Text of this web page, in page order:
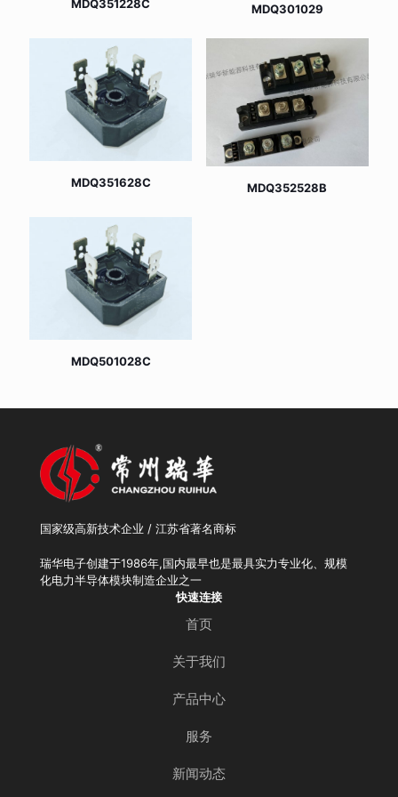
MDQ351228C MDQ301029
MDQ351628C MDQ352528B
MDQ501028C
国家级高新技术企业 / 江苏省著名商标
瑞华电子创建于1986年,国内最早也是最具实力专业化、规模
化电力半导体模块制造企业之一
快速连接
首页
关于我们
产品中心
服务
新闻动态